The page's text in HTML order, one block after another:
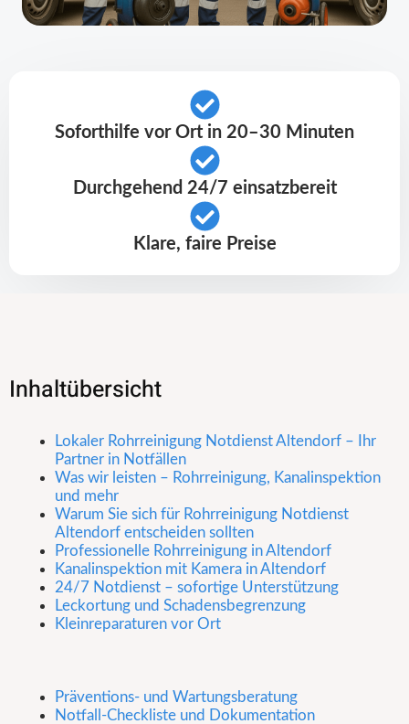
Soforthilfe vor Ort in 20–30 Minuten
Durchgehend 24/7 einsatzbereit
Klare, faire Preise
Inhaltübersicht
Lokaler Rohrreinigung Notdienst Altendorf – Ihr
Partner in Notfällen
Was wir leisten – Rohrreinigung, Kanalinspektion
und mehr
Warum Sie sich für Rohrreinigung Notdienst
Altendorf entscheiden sollten
Professionelle Rohrreinigung in Altendorf
Kanalinspektion mit Kamera in Altendorf
24/7 Notdienst – sofortige Unterstützung
Leckortung und Schadensbegrenzung
Kleinreparaturen vor Ort
Präventions- und Wartungsberatung
Notfall-Checkliste und Dokumentation